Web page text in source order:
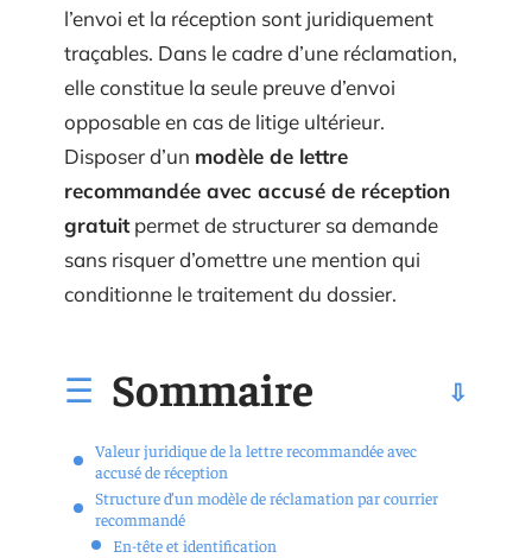
l’envoi et la réception sont juridiquement
traçables. Dans le cadre d’une réclamation,
elle constitue la seule preuve d’envoi
opposable en cas de litige ultérieur.
Disposer d’un modèle de lettre
recommandée avec accusé de réception
gratuitpermet de structurer sa demande
sans risquer d’omettre une mention qui
conditionne le traitement du dossier.
Sommaire
Valeur juridique de la lettre recommandée avec
accusé de réception
Structure d’un modèle de réclamation par courrier
recommandé
En-tête et identification